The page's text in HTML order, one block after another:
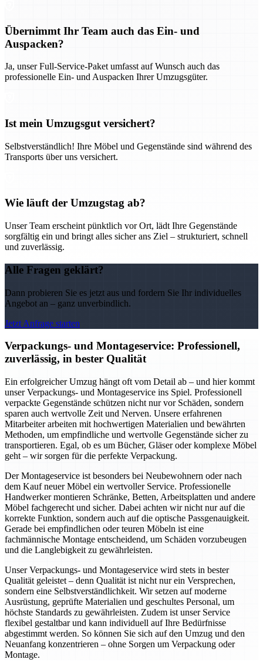
Übernimmt Ihr Team auch das Ein- und
Auspacken?
Ja, unser Full-Service-Paket umfasst auf Wunsch auch das
professionelle Ein- und Auspacken Ihrer Umzugsgüter.
Ist mein Umzugsgut versichert?
Selbstverständlich! Ihre Möbel und Gegenstände sind während des
Transports über uns versichert.
Wie läuft der Umzugstag ab?
Unser Team erscheint pünktlich vor Ort, lädt Ihre Gegenstände
sorgfältig ein und bringt alles sicher ans Ziel – strukturiert, schnell
und zuverlässig.
Alle Fragen geklärt?
Dann probieren Sie es jetzt aus und fordern Sie Ihr individuelles
Angebot an – ganz unverbindlich.
Jetzt Anfrage starten
Verpackungs- und Montageservice: Professionell,
zuverlässig, in bester Qualität
Ein erfolgreicher Umzug hängt oft vom Detail ab – und hier kommt
unser Verpackungs- und Montageservice ins Spiel. Professionell
verpackte Gegenstände schützen nicht nur vor Schäden, sondern
sparen auch wertvolle Zeit und Nerven. Unsere erfahrenen
Mitarbeiter arbeiten mit hochwertigen Materialien und bewährten
Methoden, um empfindliche und wertvolle Gegenstände sicher zu
transportieren. Egal, ob es um Bücher, Gläser oder komplexe Möbel
geht – wir sorgen für die perfekte Verpackung.
Der Montageservice ist besonders bei Neubewohnern oder nach
dem Kauf neuer Möbel ein wertvoller Service. Professionelle
Handwerker montieren Schränke, Betten, Arbeitsplatten und andere
Möbel fachgerecht und sicher. Dabei achten wir nicht nur auf die
korrekte Funktion, sondern auch auf die optische Passgenauigkeit.
Gerade bei empfindlichen oder teuren Möbeln ist eine
fachmännische Montage entscheidend, um Schäden vorzubeugen
und die Langlebigkeit zu gewährleisten.
Unser Verpackungs- und Montageservice wird stets in bester
Qualität geleistet – denn Qualität ist nicht nur ein Versprechen,
sondern eine Selbstverständlichkeit. Wir setzen auf moderne
Ausrüstung, geprüfte Materialien und geschultes Personal, um
höchste Standards zu gewährleisten. Zudem ist unser Service
flexibel gestaltbar und kann individuell auf Ihre Bedürfnisse
abgestimmt werden. So können Sie sich auf den Umzug und den
Neuanfang konzentrieren – ohne Sorgen um Verpackung oder
Montage.